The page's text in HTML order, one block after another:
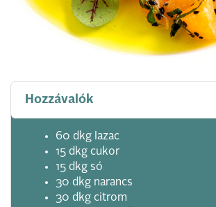
Hozzávalók
60 dkg lazac
15 dkg cukor
15 dkg só
30 dkg narancs
30 dkg citrom